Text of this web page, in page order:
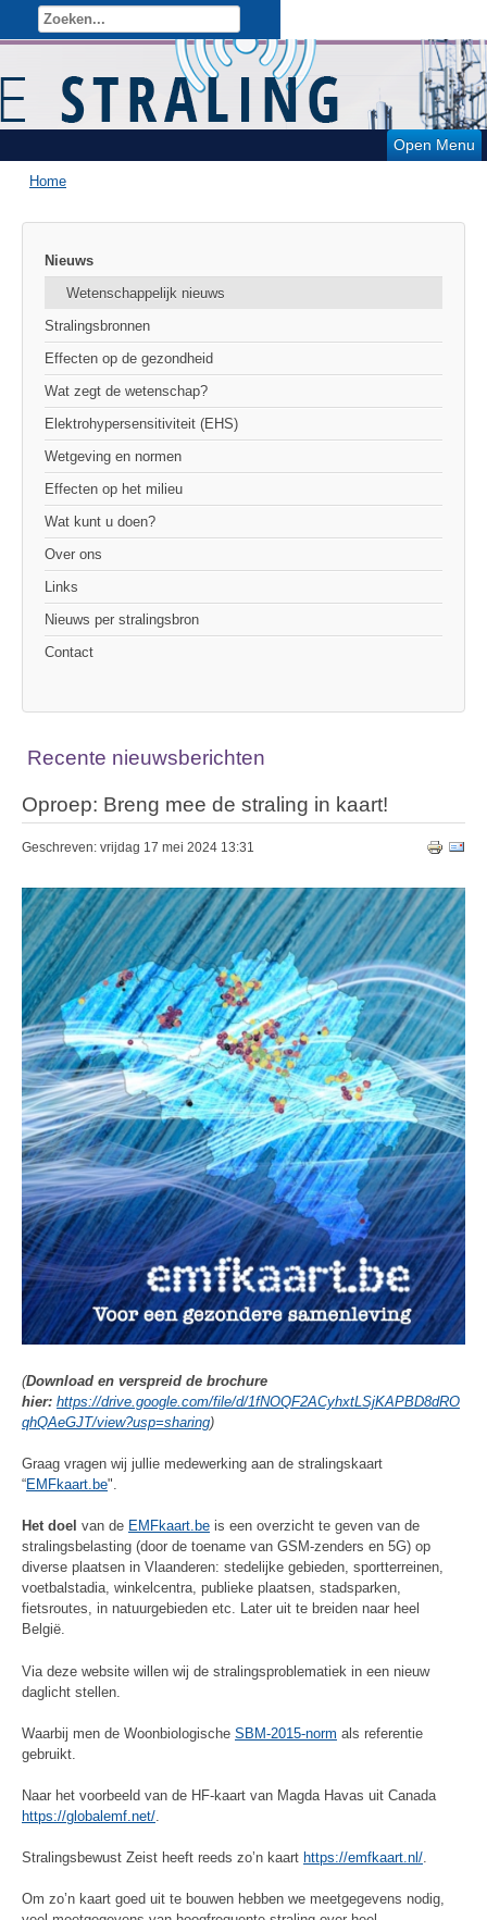
Open Menu
Home
Nieuws
Wetenschappelijk nieuws
Stralingsbronnen
Effecten op de gezondheid
Wat zegt de wetenschap?
Elektrohypersensitiviteit (EHS)
Wetgeving en normen
Effecten op het milieu
Wat kunt u doen?
Over ons
Links
Nieuws per stralingsbron
Contact
Recente nieuwsberichten
Oproep: Breng mee de straling in kaart!
Geschreven: vrijdag 17 mei 2024 13:31
(Download en verspreid de brochure
hier: https://drive.google.com/file/d/1fNOQF2ACyhxtLSjKAPBD8dRO
qhQAeGJT/view?usp=sharing)
Graag vragen wij jullie medewerking aan de stralingskaart
“EMFkaart.be".
Het doel van de EMFkaart.be is een overzicht te geven van de
stralingsbelasting (door de toename van GSM-zenders en 5G) op
diverse plaatsen in Vlaanderen: stedelijke gebieden, sportterreinen,
voetbalstadia, winkelcentra, publieke plaatsen, stadsparken,
fietsroutes, in natuurgebieden etc. Later uit te breiden naar heel
België.
Via deze website willen wij de stralingsproblematiek in een nieuw
daglicht stellen.
Waarbij men de Woonbiologische SBM-2015-norm als referentie
gebruikt.
Naar het voorbeeld van de HF-kaart van Magda Havas uit Canada
https://globalemf.net/
Stralingsbewust Zeist heeft reeds zo’n kaart https://emfkaart.nl/.
Om zo’n kaart goed uit te bouwen hebben we meetgegevens nodig,